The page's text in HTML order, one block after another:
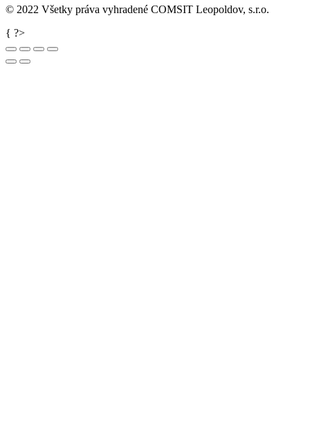
© 2022 Všetky práva vyhradené COMSIT Leopoldov, s.r.o.
Go
to
Top
{ ?>